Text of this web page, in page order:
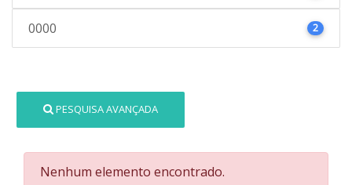
0000 2
PESQUISA AVANÇADA
Nenhum elemento encontrado.